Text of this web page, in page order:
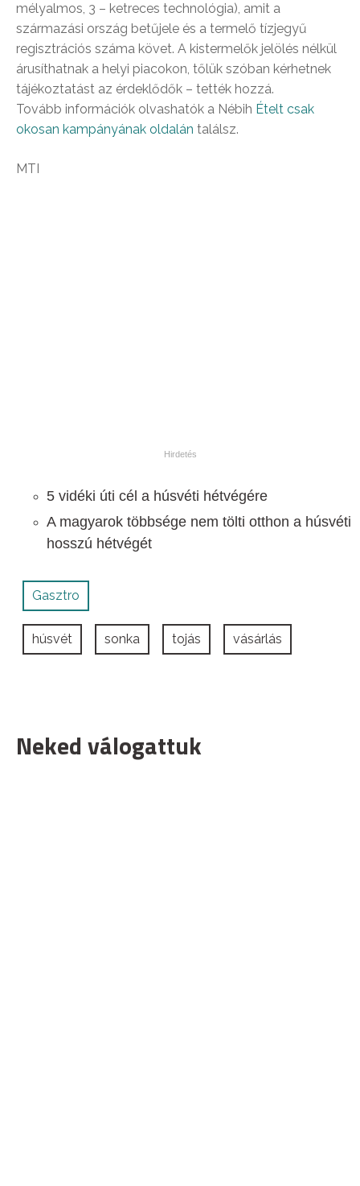
mélyalmos, 3 – ketreces technológia), amit a
származási ország betűjele és a termelő tízjegyű
regisztrációs száma követ. A kistermelők jelölés nélkül
árusíthatnak a helyi piacokon, tőlük szóban kérhetnek
tájékoztatást az érdeklődők – tették hozzá.
Tovább információk olvashatók a Nébih Ételt csak
okosan kampányának oldalán találsz.
MTI
5 vidéki úti cél a húsvéti hétvégére
A magyarok többsége nem tölti otthon a húsvéti
hosszú hétvégét
Gasztro
húsvét sonka tojás vásárlás
Neked válogattuk